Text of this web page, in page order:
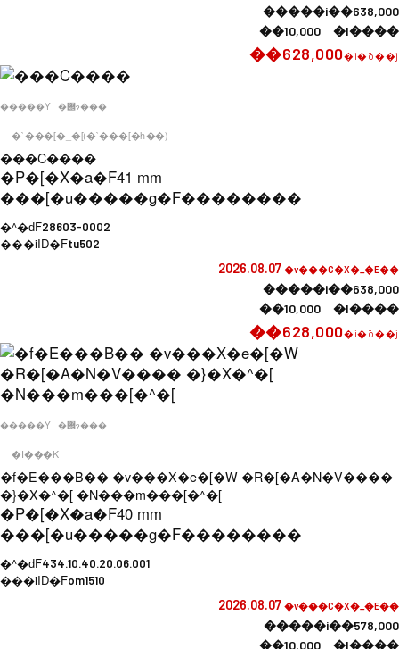
�����i��638,000
��10,000 �l����
��628,000�i�ō��j
�����Y �݌ɂ���
�`���[�_�[(�`���[�h��)
���C����
�P�[�X�a�F41 mm
���[�u�����g�F��������
�^�ԁF28603-0002
���iID�Ftu502
2026.08.07 �v���C�X�_�E��
�����i��638,000
��10,000 �l����
��628,000�i�ō��j
�����Y �݌ɂ���
�I���K
�f�E���B�� �v���X�e�[�W �R�[�A�N�V����
�}�X�^�[ �N���m���[�^�[
�P�[�X�a�F40 mm
���[�u�����g�F��������
�^�ԁF434.10.40.20.06.001
���iID�Fom1510
2026.08.07 �v���C�X�_�E��
�����i��578,000
��10,000 �l����